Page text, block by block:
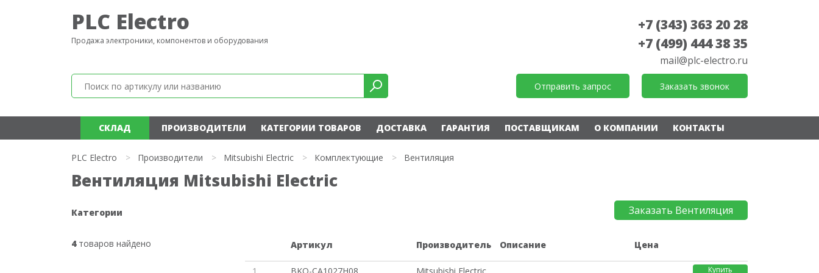
PLC Electro
Продажа электроники, компонентов и оборудования
+7 (343) 363 20 28
+7 (499) 444 38 35
mail@plc-electro.ru
Отправить запрос Заказать звонок
СКЛАД ПРОИЗВОДИТЕЛИ КАТЕГОРИИ ТОВАРОВ ДОСТАВКА ГАРАНТИЯ ПОСТАВЩИКАМ О КОМПАНИИ КОНТАКТЫ
PLC Electro > Производители > Mitsubishi Electric > Комплектующие > Вентиляция
Вентиляция Mitsubishi Electric
Категории
4товаров найдено
Заказать Вентиляция
Артикул Производитель Описание Цена
Купить